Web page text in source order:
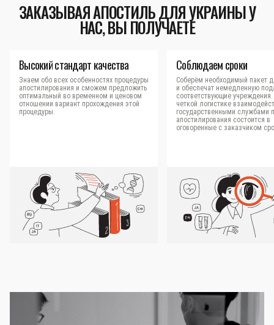
ЗАКАЗЫВАЯ АПОСТИЛЬ ДЛЯ УКРАИНЫ У
НАС, ВЫ ПОЛУЧАЕТЕ
Высокий стандарт качества
Знаем обо всех особенностях процедуры
апостилирования и сможем предложить
оптимальный во временном и ценовом
отношении вариант прохождения этой
процедуры.
Соблюдаем сроки
Соберём необходимый пакет
и обеспечат немедленную
соответствующие
четкой логистике
государственными службами
апостилирования состоится в
оговоренные с заказчиком